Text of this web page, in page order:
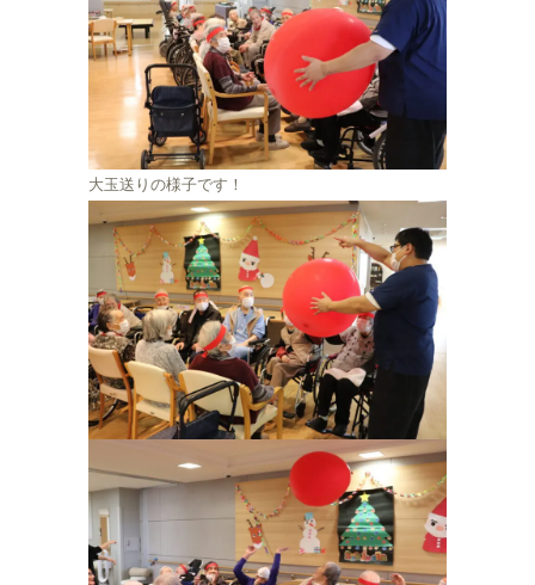
大玉送りの様子です！